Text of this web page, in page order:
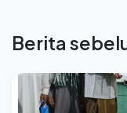
Berita